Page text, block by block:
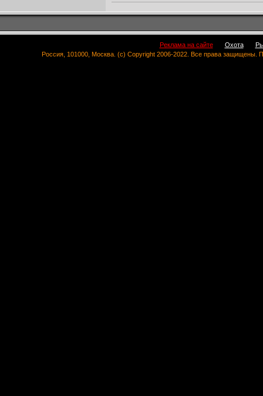
Реклама на сайте Охота
Россия, 101000, Москва. (c) Copyright 2006-2022. Все права защищены.